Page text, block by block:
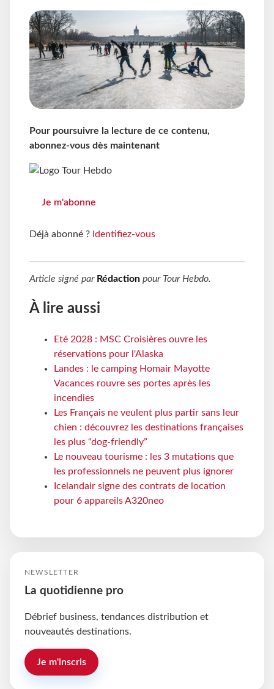
Pour poursuivre la lecture de ce contenu,
abonnez-vous dès maintenant
Je m'abonne
Déjà abonné ? Identifiez-vous
Article signé par Rédaction pour Tour Hebdo.
À lire aussi
Eté 2028 : MSC Croisières ouvre les
réservations pour l'Alaska
Landes : le camping Homair Mayotte
Vacances rouvre ses portes après les
incendies
Les Français ne veulent plus partir sans leur
chien : découvrez les destinations françaises
les plus “dog-friendly”
Le nouveau tourisme : les 3 mutations que
les professionnels ne peuvent plus ignorer
Icelandair signe des contrats de location
pour 6 appareils A320neo
NEWSLETTER
La quotidienne pro
Débrief business, tendances distribution et
nouveautés destinations.
Je m'inscris